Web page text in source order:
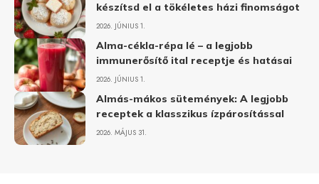
készítsd el a tökéletes házi finomságot
2026. JÚNIUS 1.
Alma-cékla-répa lé – a legjobb
immunerősítő ital receptje és hatásai
2026. JÚNIUS 1.
Almás-mákos sütemények: A legjobb
receptek a klasszikus ízpárosítással
2026. MÁJUS 31.